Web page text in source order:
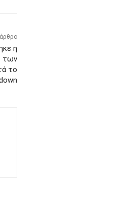
η
των
το